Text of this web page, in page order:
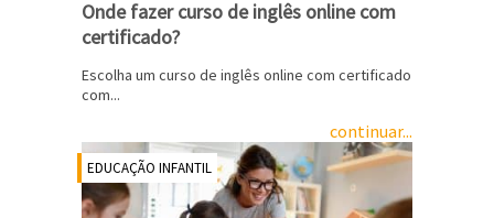
Onde fazer curso de inglês online com
certificado?
Escolha um curso de inglês online com certificado
com...
continuar...
EDUCAÇÃO INFANTIL